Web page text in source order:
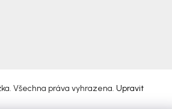
. Všechna práva vyhrazena. Upravit